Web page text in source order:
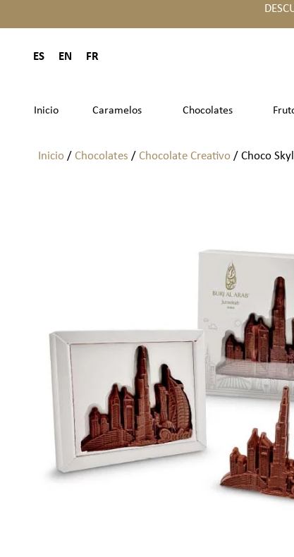
ES EN FR
Inicio Caramelos Chocolates
Inicio/ Chocolates / Chocolate Creativo/ Choco